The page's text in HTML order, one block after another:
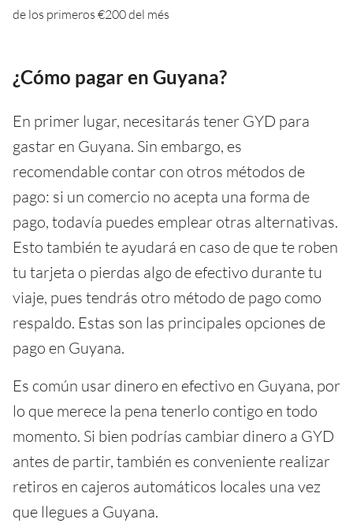
de los primeros €200 del més
¿Cómo pagar en Guyana?
En primer lugar, necesitarás tener GYD para
gastar en Guyana. Sin embargo, es
recomendable contar con otros métodos de
pago: si un comercio no acepta una forma de
pago, todavía puedes emplear otras alternativas.
Esto también te ayudará en caso de que te roben
tu tarjeta o pierdas algo de efectivo durante tu
viaje, pues tendrás otro método de pago como
respaldo. Estas son las principales opciones de
pago en Guyana.
Es común usar dinero en efectivo en Guyana, por
lo que merece la pena tenerlo contigo en todo
momento. Si bien podrías cambiar dinero a GYD
antes de partir, también es conveniente realizar
retiros en cajeros automáticos locales una vez
que llegues a Guyana.